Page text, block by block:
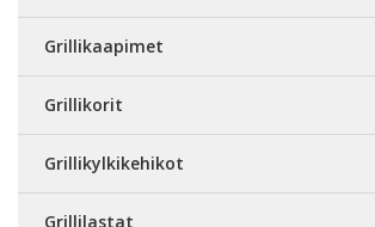
Grillikaapimet
Grillikorit
Grillikylkikehikot
Grillilastat